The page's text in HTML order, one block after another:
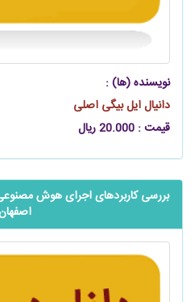
نویسنده (ها) :
دانیال ایل بیگی اصلی
قیمت : 20.000 ریال
بررسی کاربردهای اجرای هوش